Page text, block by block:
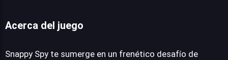
Acerca del juego
Snappy Spy te sumerge en un frenético desafío de